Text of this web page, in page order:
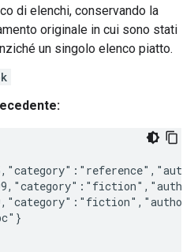
di elenchi, conservando la
originale in cui sono stati
un singolo elenco piatto.